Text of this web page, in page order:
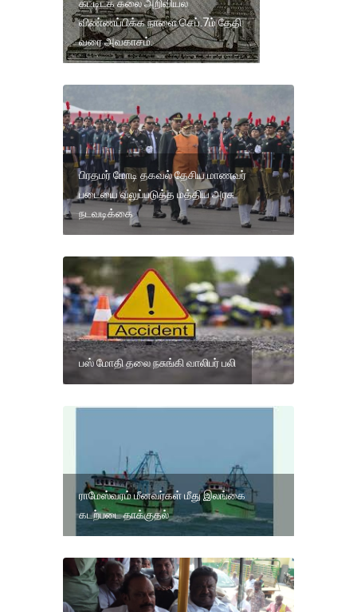
கட்டிடக் கலை அறிவியல்
விண்ணப்பிக்க நாளை செப்.7ம் தேதி
வரை அவகாசம்.
பிரதமர் மோடி தகவல் தேசிய மாணவர்
படையை வலுப்படுத்த மத்திய அரசு
நடவடிக்கை
பஸ் மோதி தலை நசுங்கி வாலிபர் பலி
ராமேஸ்வரம் மீனவர்கள் மீது இலங்கை
கடற்படை தாக்குதல்